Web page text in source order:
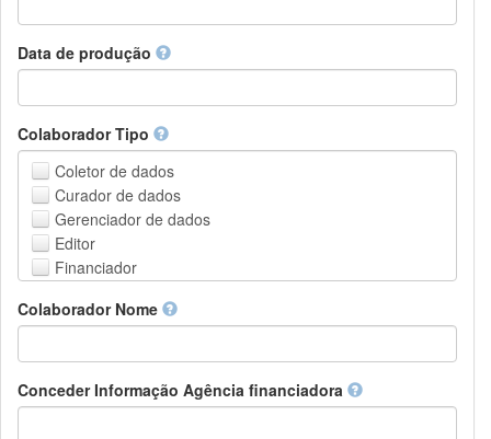
Armenian
Assamese
Avaric
Aymara
Azerbaijani
Bambara
Bashkir
Basque
Belarusian
Bengali, Bangla
Bislama
Breton
Bulgarian
Burmese
Data de produção
Colaborador Tipo
Coletor de dados
Curador de dados
Gerenciador de dados
Editor
Financiador
Líder do projeto
Membro do projeto
Pessoa Relacionada
Pesquisador
Colaborador Nome
Conceder Informação Agência financiadora